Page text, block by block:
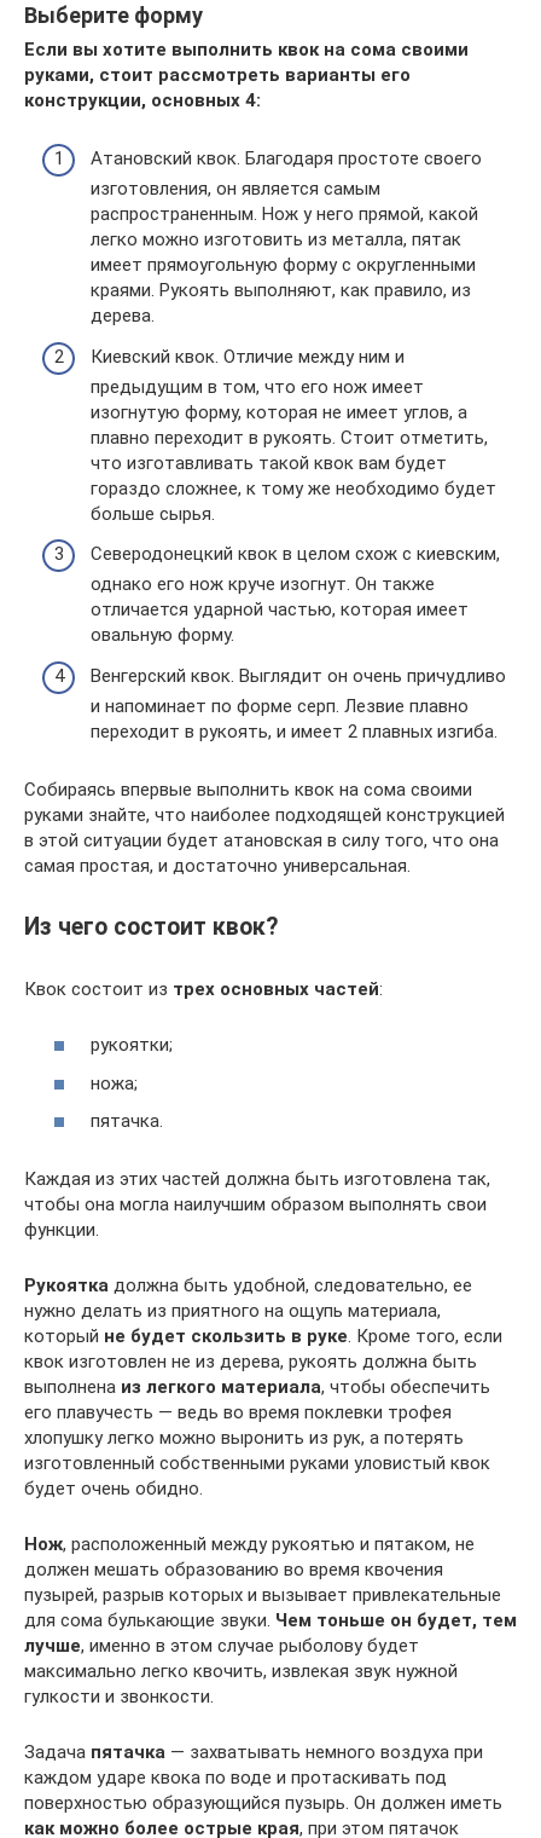
Выберите форму
Если вы хотите выполнить квок на сома своими
руками, стоит рассмотреть варианты его
конструкции, основных 4:
Атановский квок. Благодаря простоте своего
изготовления, он является самым
распространенным. Нож у него прямой, какой
легко можно изготовить из металла, пятак
имеет прямоугольную форму с округленными
краями. Рукоять выполняют, как правило, из
дерева.
Киевский квок. Отличие между ним и
предыдущим в том, что его нож имеет
изогнутую форму, которая не имеет углов, а
плавно переходит в рукоять. Стоит отметить,
что изготавливать такой квок вам будет
гораздо сложнее, к тому же необходимо будет
больше сырья.
Северодонецкий квок в целом схож с киевским,
однако его нож круче изогнут. Он также
отличается ударной частью, которая имеет
овальную форму.
Венгерский квок. Выглядит он очень причудливо
и напоминает по форме серп. Лезвие плавно
переходит в рукоять, и имеет 2 плавных изгиба.
Собираясь впервые выполнить квок на сома своими
руками знайте, что наиболее подходящей конструкцией
в этой ситуации будет атановская в силу того, что она
самая простая, и достаточно универсальная.
Из чего состоит квок?
Квок состоит из трех основных частей:
рукоятки;
ножа;
пятачка.
Каждая из этих частей должна быть изготовлена так,
чтобы она могла наилучшим образом выполнять свои
функции.
Рукоятка должна быть удобной, следовательно, ее
нужно делать из приятного на ощупь материала,
который не будет скользить в руке. Кроме того, если
квок изготовлен не из дерева, рукоять должна быть
выполнена из легкого материала, чтобы обеспечить
его плавучесть — ведь во время поклевки трофея
хлопушку легко можно выронить из рук, а потерять
изготовленный собственными руками уловистый квок
будет очень обидно.
Нож, расположенный между рукоятью и пятаком, не
должен мешать образованию во время квочения
пузырей, разрыв которых и вызывает привлекательные
для сома булькающие звуки. Чем тоньше он будет, тем
лучше, именно в этом случае рыболову будет
максимально легко квочить, извлекая звук нужной
гулкости и звонкости.
Задача пятачка — захватывать немного воздуха при
каждом ударе квока по воде и протаскивать под
поверхностью образующийся пузырь. Он должен иметь
как можно более острые края, при этом пятачок